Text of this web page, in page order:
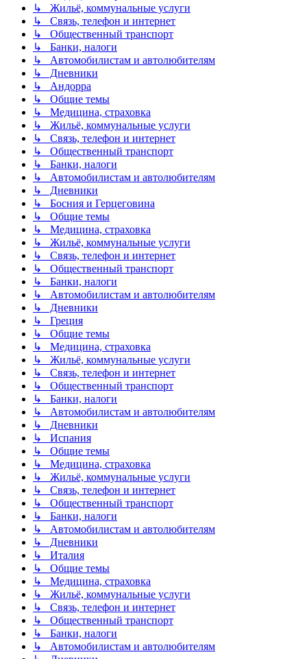
↳ Жильё, коммунальные услуги
↳ Связь, телефон и интернет
↳ Общественный транспорт
↳ Банки, налоги
↳ Автомобилистам и автолюбителям
↳ Дневники
↳ Андорра
↳ Общие темы
↳ Медицина, страховка
↳ Жильё, коммунальные услуги
↳ Связь, телефон и интернет
↳ Общественный транспорт
↳ Банки, налоги
↳ Автомобилистам и автолюбителям
↳ Дневники
↳ Босния и Герцеговина
↳ Общие темы
↳ Медицина, страховка
↳ Жильё, коммунальные услуги
↳ Связь, телефон и интернет
↳ Общественный транспорт
↳ Банки, налоги
↳ Автомобилистам и автолюбителям
↳ Дневники
↳ Греция
↳ Общие темы
↳ Медицина, страховка
↳ Жильё, коммунальные услуги
↳ Связь, телефон и интернет
↳ Общественный транспорт
↳ Банки, налоги
↳ Автомобилистам и автолюбителям
↳ Дневники
↳ Испания
↳ Общие темы
↳ Медицина, страховка
↳ Жильё, коммунальные услуги
↳ Связь, телефон и интернет
↳ Общественный транспорт
↳ Банки, налоги
↳ Автомобилистам и автолюбителям
↳ Дневники
↳ Италия
↳ Общие темы
↳ Медицина, страховка
↳ Жильё, коммунальные услуги
↳ Связь, телефон и интернет
↳ Общественный транспорт
↳ Банки, налоги
↳ Автомобилистам и автолюбителям